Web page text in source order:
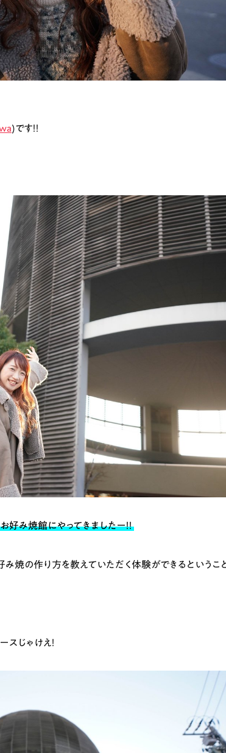
ミリーにおすすめ # 女子旅におすすめ # 中区
# 宮島
)です！！
み焼館にやってきましたー！！
焼の作り方を教えていただく体験ができるということ
じゃけえ！